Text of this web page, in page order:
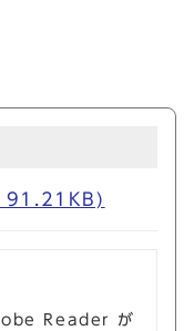
Reader が